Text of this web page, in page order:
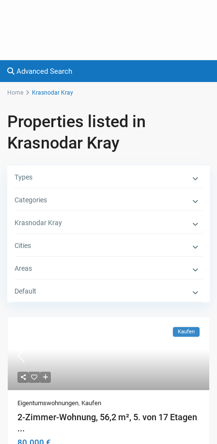
Advanced Search
Home Krasnodar Kray
Properties listed in
Krasnodar Kray
Types
Categories
Krasnodar Kray
Cities
Areas
Default
Kaufen
Eigentumswohnungen, Kaufen
2-Zimmer-Wohnung, 56,2 m², 5. von 17 Etagen
...